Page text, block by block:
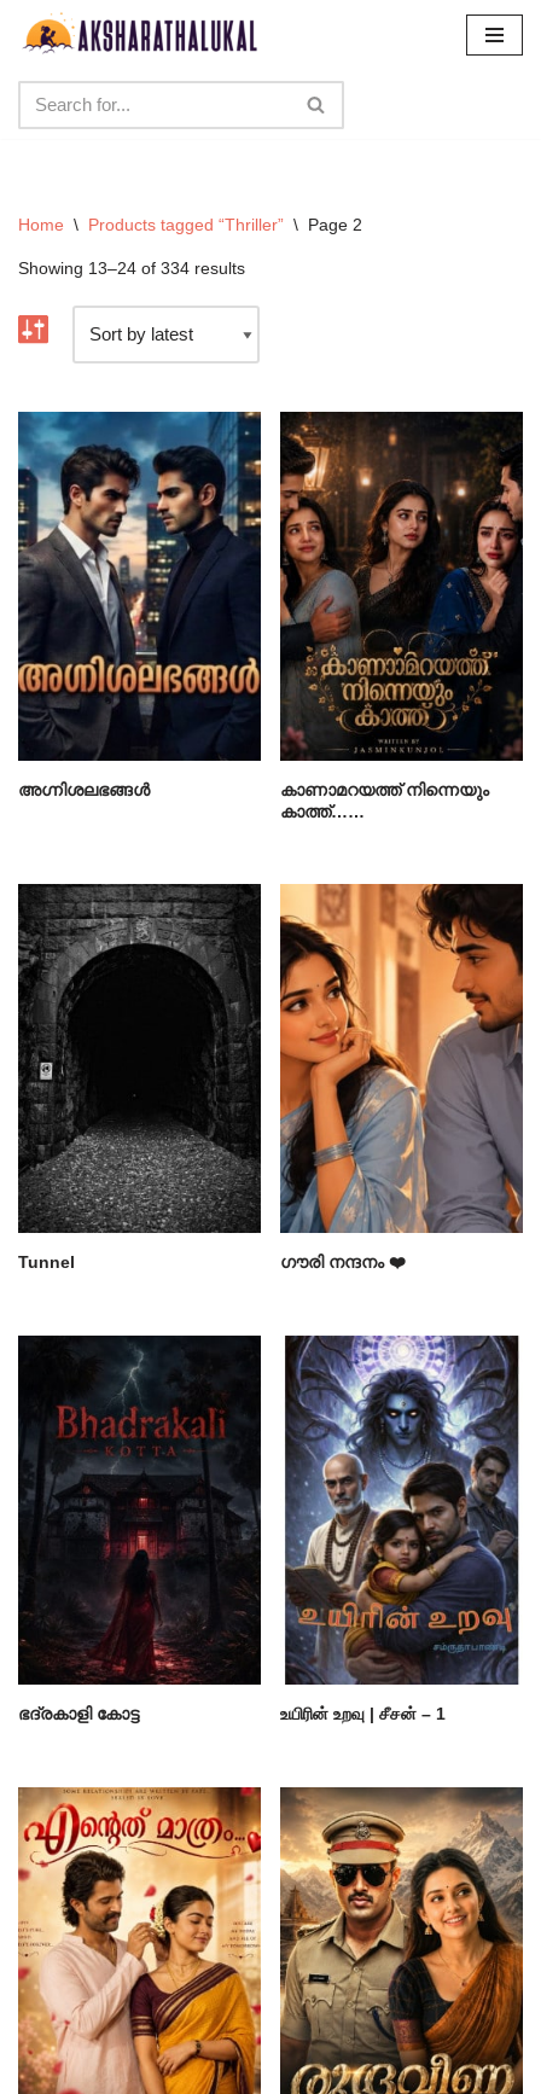
content
Home \ Products tagged “Thriller” \ Page 2
Showing 13–24 of 334 results
അഗ്നിശലഭങ്ങൾ
കാണാമറയത്ത് നിന്നെയും
കാത്ത്……
Tunnel ഗൗരി നന്ദനം ❤️
ഭദ്രകാളി കോട്ട உயிரின் உறவு | சீசன் – 1